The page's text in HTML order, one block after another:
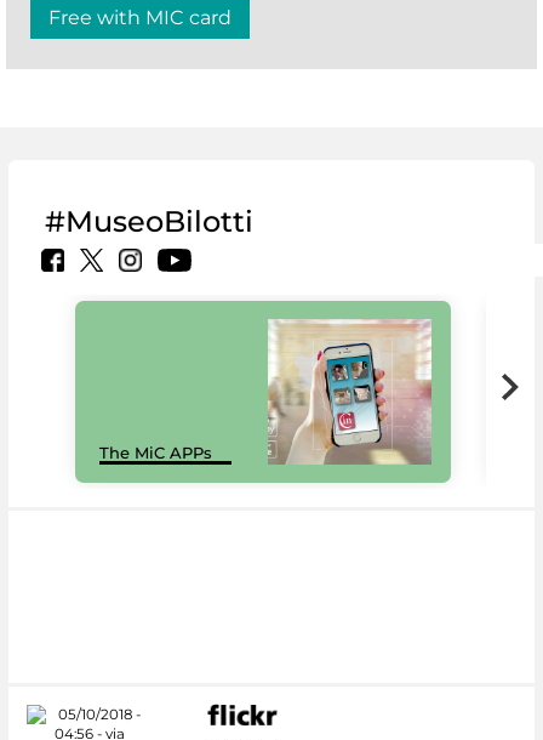
Free with MIC card
#MuseoBilotti
The MiC APPs